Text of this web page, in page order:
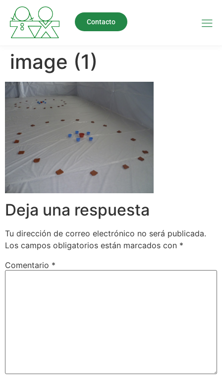
Contacto
image (1)
Deja una respuesta
Tu dirección de correo electrónico no será publicada.
Los campos obligatorios están marcados con *
Comentario *